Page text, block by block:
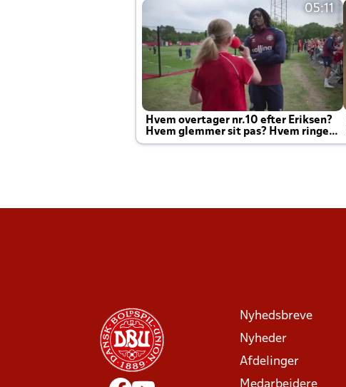
05:11
Hvem overtager nr.10 efter Eriksen?
Hvem glemmer sit pas? Hvem ringer
Joachim altid til efter kampe?
Nyhedsbreve
Nyheder
Afdelinger